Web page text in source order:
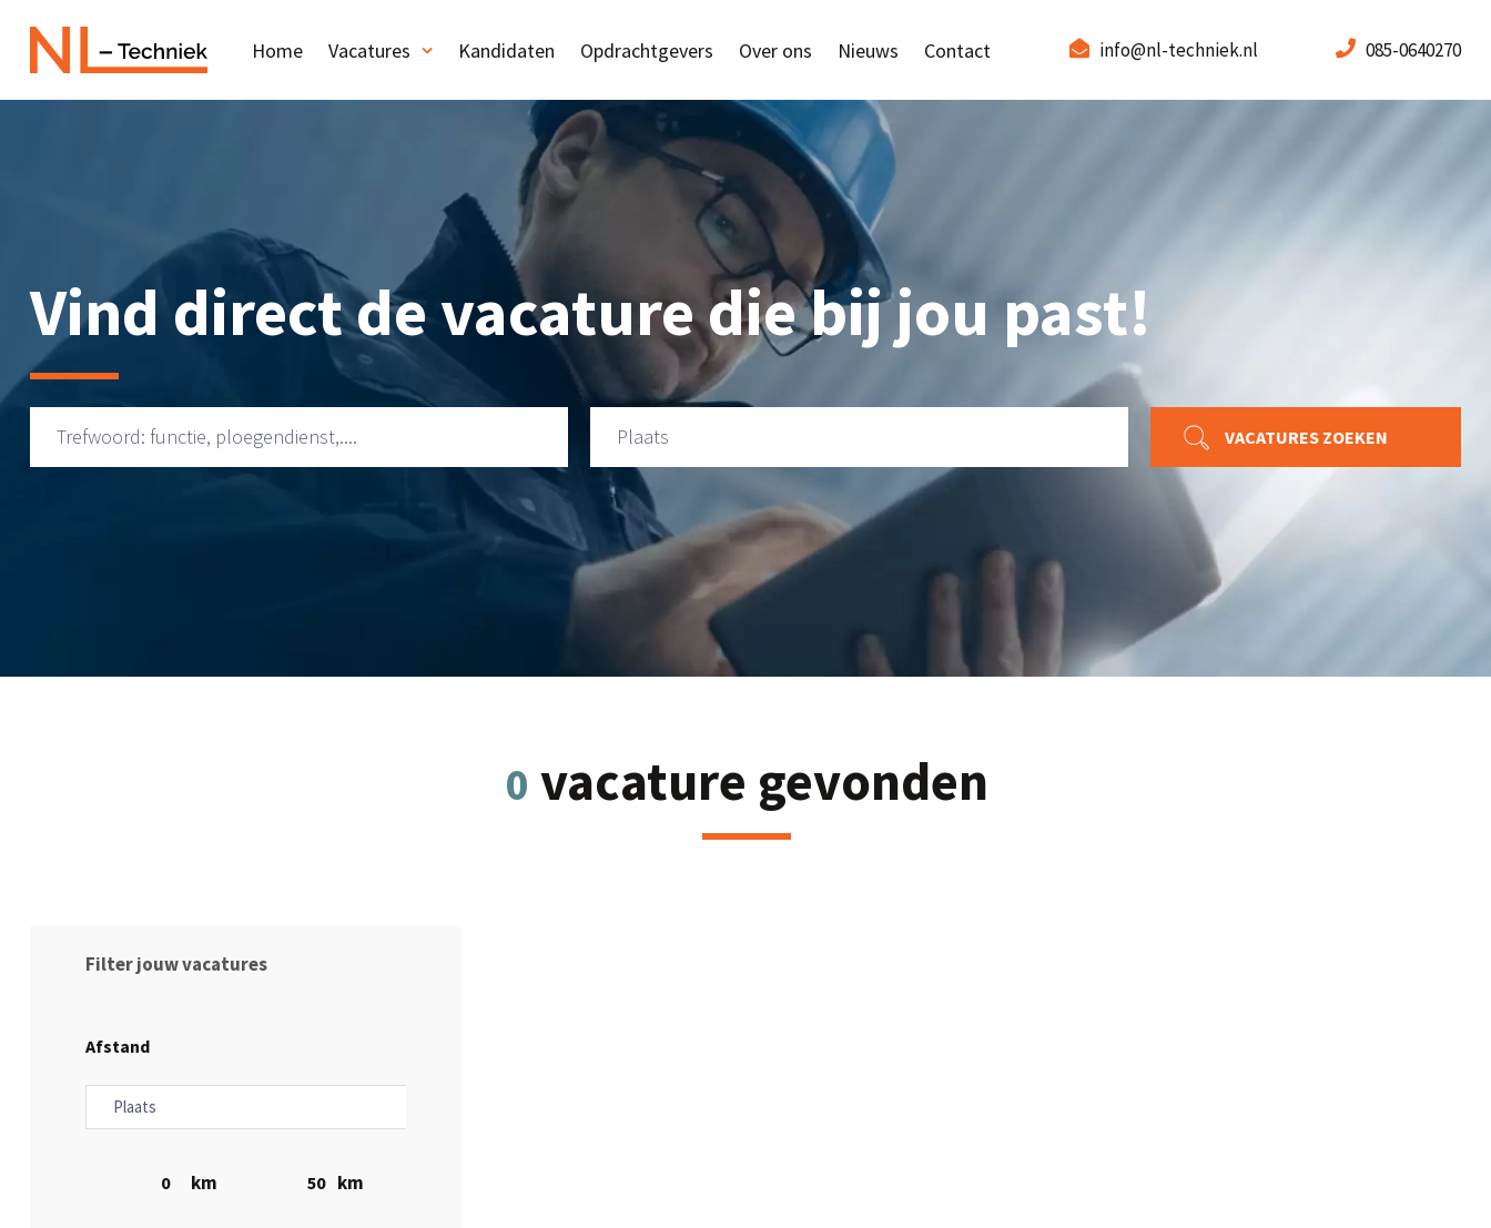
Home Vacatures Kandidaten Opdrachtgevers Over ons Nieuws Contact info@nl-techniek.nl 085-0640270
Vind direct de vacature die bij jou past!
Filter jouw vacatures
Afstand
km km
0 vacature gevonden